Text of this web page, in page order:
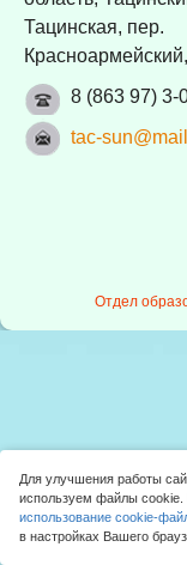
Тацинская, пер.
8 (863 97) 3-
tac-
Отдел
Для улучшения работы
используем файлы
использование cookie-
в настройках Вашего